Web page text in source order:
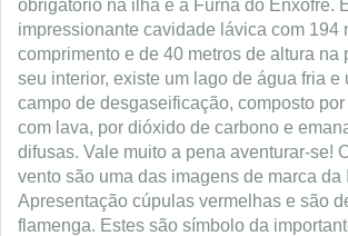
obrigatório na ilha é a Furna do Enxofre.
impressionante cavidade lávica com 194
comprimento e de 40 metros de altura na
seu interior, existe um lago de água fria e
campo de desgaseificação, composto
com lava, por dióxido de carbono e
difusas. Vale muito a pena aventurar-se!
vento são uma das imagens de marca da
Apresentação cúpulas vermelhas e são
flamenga. Estes são símbolo da